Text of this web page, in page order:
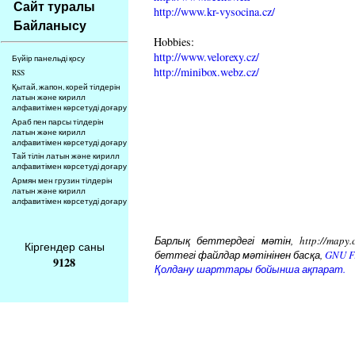
základní
Hlavní
strana
Сайт туралы
Байланысу
Бүйір панельді қосу
RSS
Қытай, жапон, корей тілдерін
латын және кирилл
алфавитімен көрсетуді доғару
Араб пен парсы тілдерін
латын және кирилл
алфавитімен көрсетуді доғару
Тай тілін латын және кирилл
алфавитімен көрсетуді доғару
Армян мен грузин тілдерін
латын және кирилл
алфавитімен көрсетуді доғару
http://www.kr-vysocina.cz/
Hobbies:
http://www.velorexy.cz/
http://minibox.webz.cz/
Кіргендер саны
9128
Барлық беттердегі мәтін, http://
беттегі файлдар мәтінінен басқа, GNU
Қолдану шарттары бойынша ақпарат.